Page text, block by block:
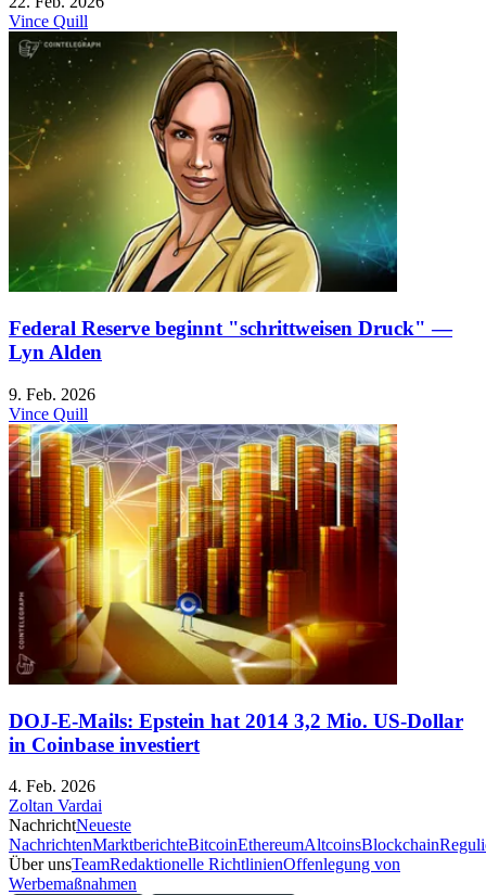
Vince Quill
Federal Reserve beginnt "schrittweisen Druck" —
Lyn Alden
9. Feb. 2026
Vince Quill
DOJ-E-Mails: Epstein hat 2014 3,2 Mio. US-Dollar
in Coinbase investiert
4. Feb. 2026
Zoltan Vardai
NachrichtNeueste
NachrichtenMarktberichteBitcoinEthereumAltcoinsBlockchain
Über unsTeamRedaktionelle RichtlinienOffenlegung von
Werbemaßnahmen